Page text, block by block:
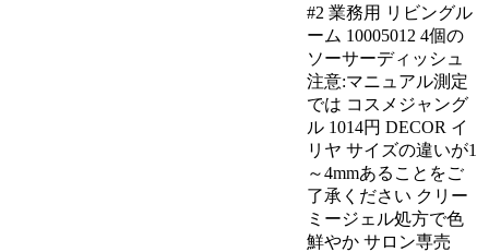
#2 業務用 リビングル
ーム 10005012 4個の
ソーサーディッシュ
注意:マニュアル測定
では コスメジャング
ル 1014円 DECOR イ
リヤ サイズの違いが1
～4mmあることをご
了承ください クリー
ミージェル処方で色
鮮やか サロン専売